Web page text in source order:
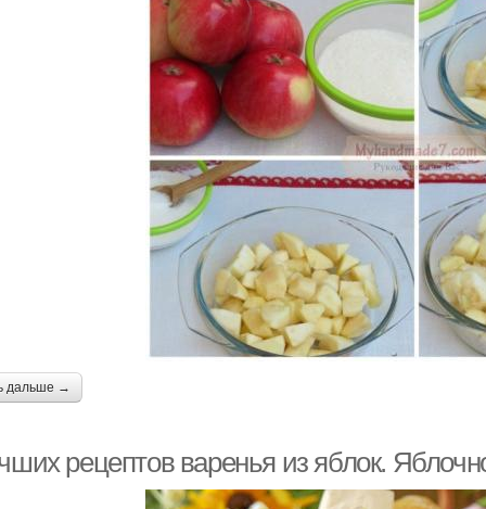
дальше →
рецептов варенья из яблок.